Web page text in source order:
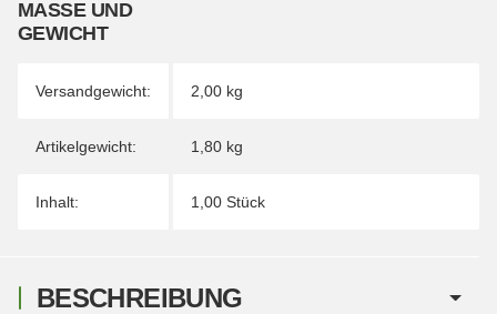
MASSE UND G
EWICHT
Versandgewicht: 2,00 kg
Artikelgewicht: 1,80 kg
Inhalt: 1,00 Stück
BESCHREIBUNG